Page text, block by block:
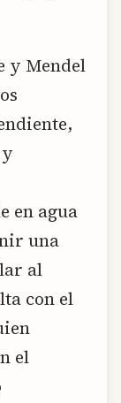
y Mendel
en agua
una
al
con el
el